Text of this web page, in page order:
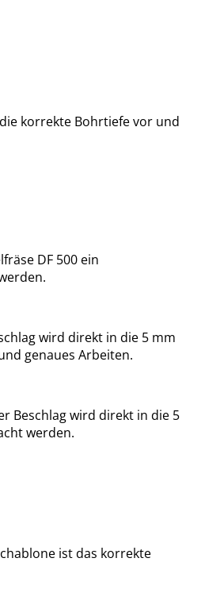
korrekte Bohrtiefe vor und
DF 500 ein
wird direkt in die 5 mm
genaues Arbeiten.
Beschlag wird direkt in die 5
werden.
ist das korrekte